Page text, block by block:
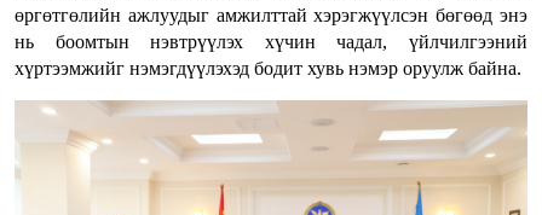
өргөтгөлийн ажлуудыг амжилттай хэрэгжүүлсэн бөгөөд энэ
нь боомтын нэвтрүүлэх хүчин чадал, үйлчилгээний
хүртээмжийг нэмэгдүүлэхэд бодит хувь нэмэр оруулж байна.